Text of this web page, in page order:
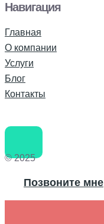
Навигация
Главная
О компании
Услуги
Блог
Контакты
© 2025
Позвоните мне